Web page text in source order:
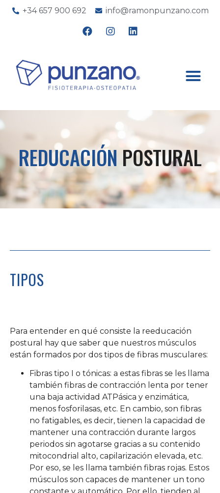
+34 657 900 692 info@ramonpunzano.com
REDUCACIÓNPOSTURAL
TIPOS
Para entender en qué consiste la reeducación
postural hay que saber que nuestros músculos
están formados por dos tipos de fibras musculares:
Fibras tipo I o tónicas: a estas fibras se les llama
también fibras de contracción lenta por tener
una baja actividad ATPásica y enzimática,
menos fosforilasas, etc. En cambio, son fibras
no fatigables, es decir, tienen la capacidad de
mantener una contracción durante largos
periodos sin agotarse gracias a su contenido
mitocondrial alto, capilarización elevada, etc.
Por eso, se les llama también fibras rojas. Estos
músculos son capaces de mantener un tono